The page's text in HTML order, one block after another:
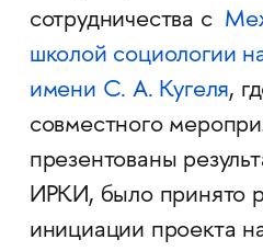
сотрудничества с
школой социологии
имени С. А. Кугеля,
совместного
презентованы
ИРКИ, было принято
инициации проекта